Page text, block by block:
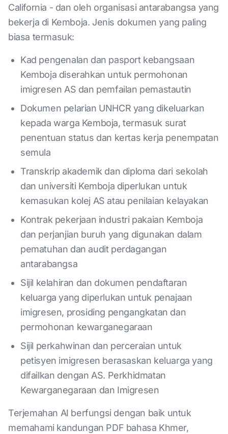
California - dan oleh organisasi antarabangsa yang
bekerja di Kemboja. Jenis dokumen yang paling
biasa termasuk:
Kad pengenalan dan pasport kebangsaan
Kemboja diserahkan untuk permohonan
imigresen AS dan pemfailan pemastautin
Dokumen pelarian UNHCR yang dikeluarkan
kepada warga Kemboja, termasuk surat
penentuan status dan kertas kerja penempatan
semula
Transkrip akademik dan diploma dari sekolah
dan universiti Kemboja diperlukan untuk
kemasukan kolej AS atau penilaian kelayakan
Kontrak pekerjaan industri pakaian Kemboja
dan perjanjian buruh yang digunakan dalam
pematuhan dan audit perdagangan
antarabangsa
Sijil kelahiran dan dokumen pendaftaran
keluarga yang diperlukan untuk penajaan
imigresen, prosiding pengangkatan dan
permohonan kewarganegaraan
Sijil perkahwinan dan perceraian untuk
petisyen imigresen berasaskan keluarga yang
difailkan dengan AS. Perkhidmatan
Kewarganegaraan dan Imigresen
Terjemahan AI berfungsi dengan baik untuk
memahami kandungan PDF bahasa Khmer,